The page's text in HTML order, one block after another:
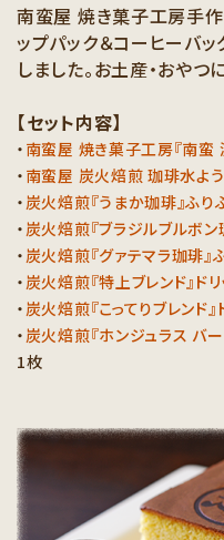
南蛮屋 焼き菓子工房手作
ップパック＆コーヒーバッ
しました。お土産・おやつ
【セット内容】
・ 南蛮屋 焼き菓子工房『南蛮
・ 南蛮屋 炭火焙煎 珈琲水よ
・ 炭火焙煎『うまか珈琲』ふり
・ 炭火焙煎『ブラジルブルボン
・ 炭火焙煎『グァテマラ珈琲』
・ 炭火焙煎『特上ブレンド』ド
・ 炭火焙煎『こってりブレンド』
・ 炭火焙煎『ホンジュラス バー
1枚